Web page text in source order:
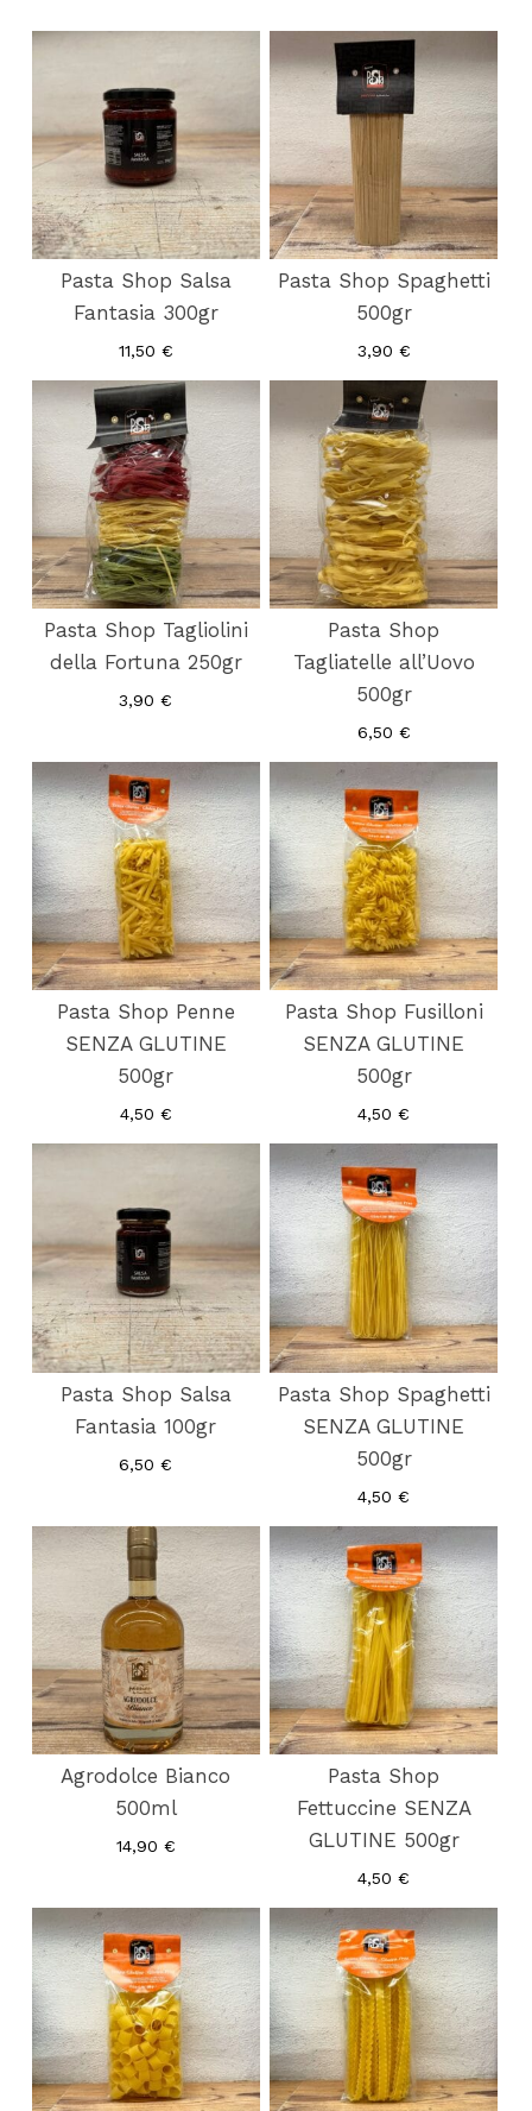
Pasta Shop Salsa
Fantasia 300gr
11,50 €
Pasta Shop Spaghetti
500gr
3,90 €
Pasta Shop Tagliolini
della Fortuna 250gr
3,90€
Pasta Shop
Tagliatelle all’Uovo
500gr
6,50 €
Pasta Shop Penne
SENZA GLUTINE
500gr
4,50 €
Pasta Shop Fusilloni
SENZA GLUTINE
500gr
4,50€
Pasta Shop Salsa
Fantasia 100gr
6,50€
Pasta Shop Spaghetti
SENZA GLUTINE
500gr
4,50€
Agrodolce Bianco
500ml
14,90 €
Pasta Shop
Fettuccine SENZA
GLUTINE 500gr
4,50€